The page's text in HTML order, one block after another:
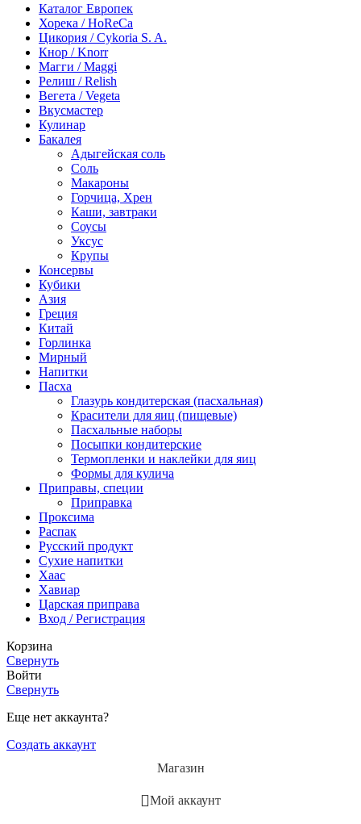
Каталог Европек
Хорека / HoReCa
Цикория / Cykoria S. A.
Кнор / Knorr
Магги / Maggi
Релиш / Relish
Вегета / Vegeta
Вкусмастер
Кулинар
Бакалея
Адыгейская соль
Соль
Макароны
Горчица, Хрен
Каши, завтраки
Соусы
Уксус
Крупы
Консервы
Кубики
Азия
Греция
Китай
Горлинка
Мирный
Напитки
Пасха
Глазурь кондитерская (пасхальная)
Красители для яиц (пищевые)
Пасхальные наборы
Посыпки кондитерские
Термопленки и наклейки для яиц
Формы для кулича
Приправы, специи
Приправка
Проксима
Распак
Русский продукт
Сухие напитки
Хаас
Хавиар
Царская приправа
Вход / Регистрация
Корзина
Свернуть
Войти
Свернуть
Еще нет аккаунта?
Создать аккаунт
Магазин
Мой аккаунт